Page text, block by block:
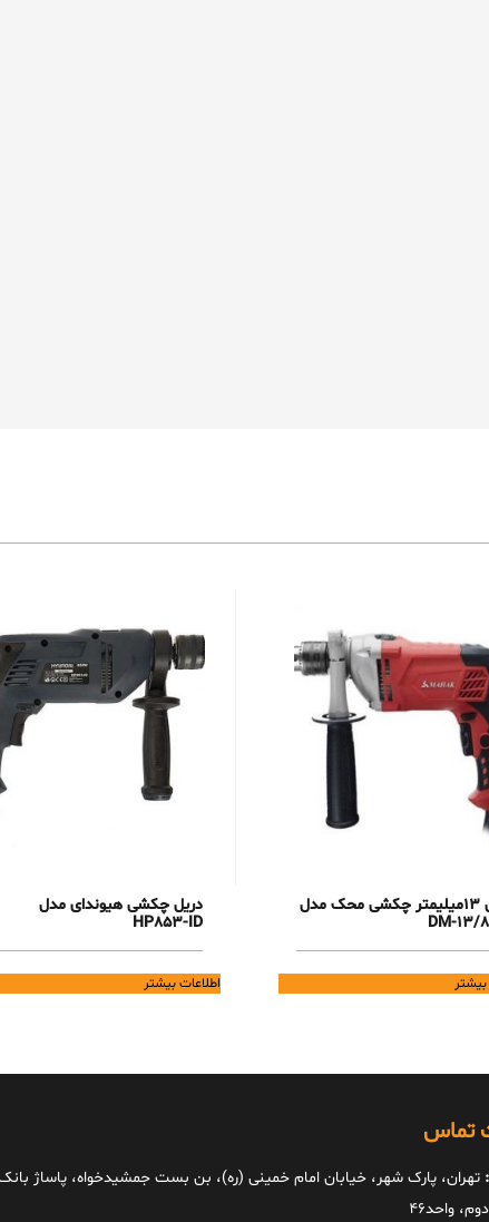
دریل 13میلیمتر چکشی محک مدل
DM-13/
دریل چکشی هیوندای مدل
HP853-ID
اطلاعات بیشتر
تماس
تهران، پارک شهر، خیابان امام خمینی (ره)، بن بست جمشیدخواه، پاساژ بانک
واحد46